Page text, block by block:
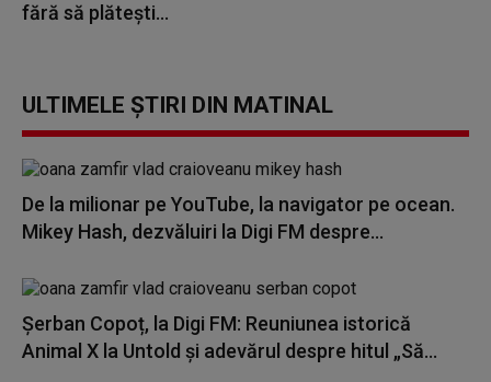
fără să plătești...
ULTIMELE ȘTIRI DIN MATINAL
De la milionar pe YouTube, la navigator pe ocean.
Mikey Hash, dezvăluiri la Digi FM despre...
Șerban Copoț, la Digi FM: Reuniunea istorică
Animal X la Untold și adevărul despre hitul „Să...